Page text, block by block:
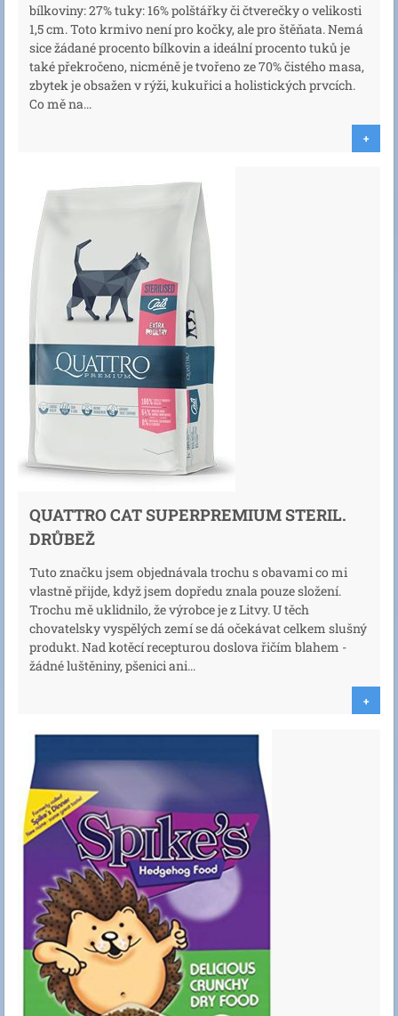
bílkoviny: 27% tuky: 16% polštářky či čtverečky o velikosti
1,5 cm. Toto krmivo není pro kočky, ale pro štěňata. Nemá
sice žádané procento bílkovin a ideální procento tuků je
také překročeno, nicméně je tvořeno ze 70% čistého masa,
zbytek je obsažen v rýži, kukuřici a holistických prvcích.
Co mě na...
+
QUATTRO CAT SUPERPREMIUM STERIL.
DRŮBEŽ
Tuto značku jsem objednávala trochu s obavami co mi
vlastně přijde, když jsem dopředu znala pouze složení.
Trochu mě uklidnilo, že výrobce je z Litvy. U těch
chovatelsky vyspělých zemí se dá očekávat celkem slušný
produkt. Nad kotěcí recepturou doslova řičím blahem -
žádné luštěniny, pšenici ani...
+